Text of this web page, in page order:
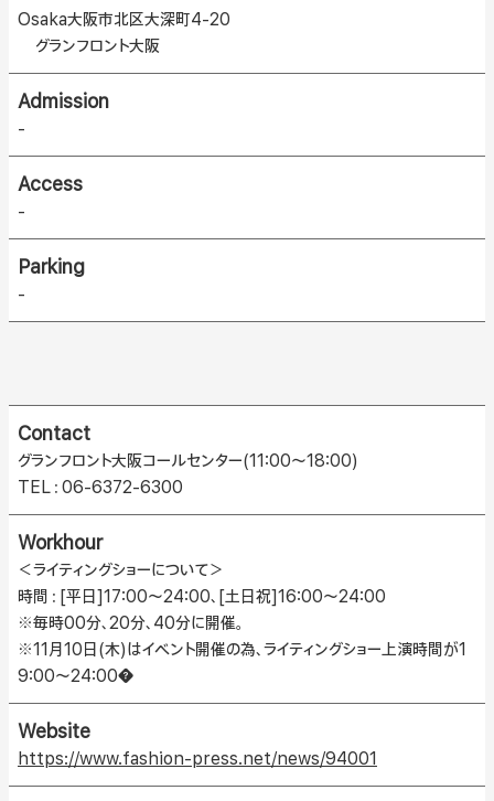
Osaka大阪市北区大深町4-20
グランフロント大阪
Admission
-
Access
-
Parking
-
Contact
グランフロント大阪コールセンター(11:00〜18:00)
TEL：06-6372-6300
Workhour
＜ライティングショーについて＞
時間：[平日]17:00〜24:00、[土日祝]16:00〜24:00
※毎時00分、20分、40分に開催。
※11月10日(木)はイベント開催の為、ライティングショー上演時間が1
9:00〜24:00�
Website
https://www.fashion-press.net/news/94001